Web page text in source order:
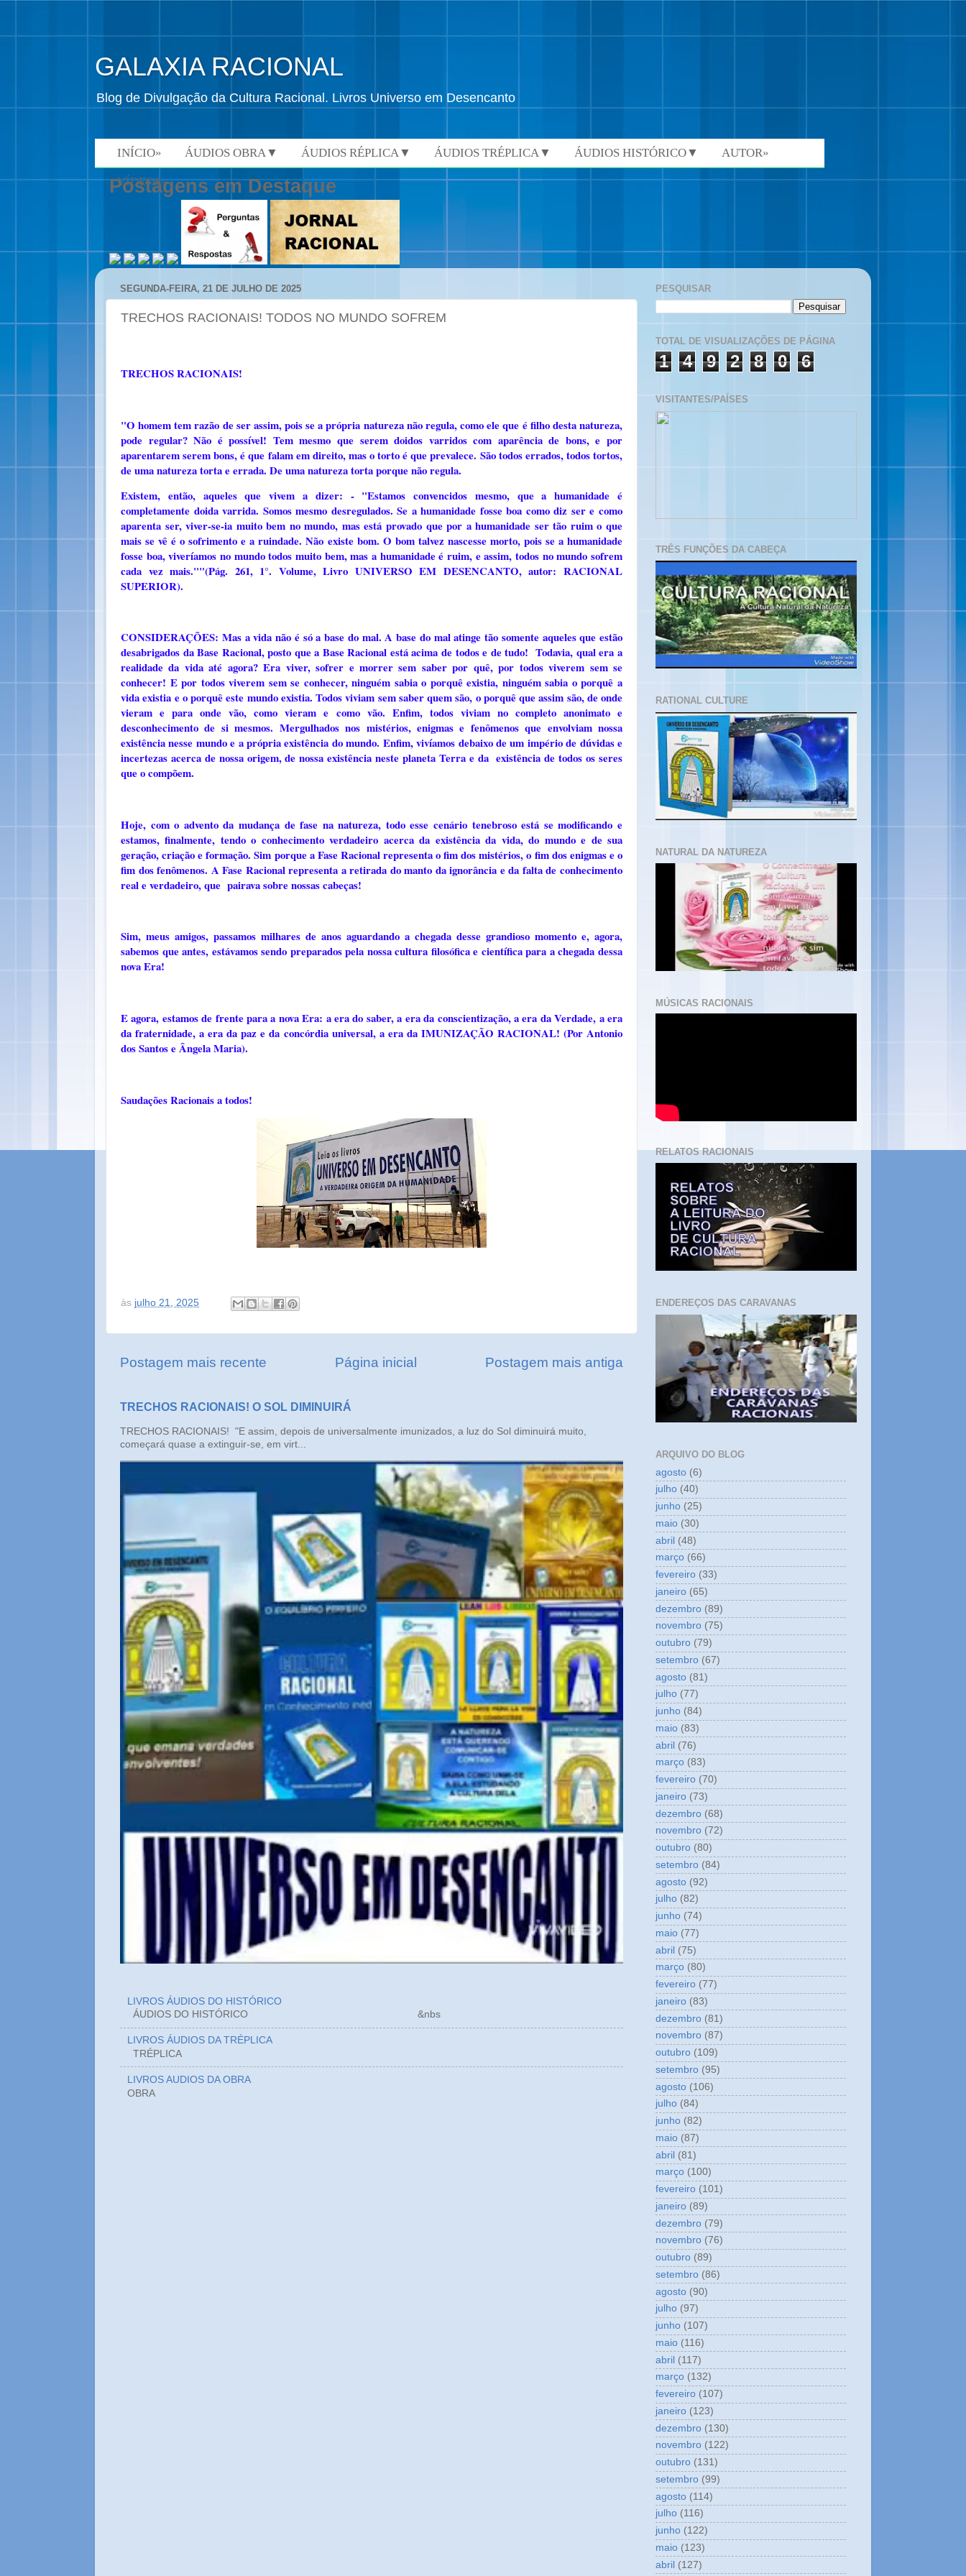
GALAXIA RACIONAL
Blog de Divulgação da Cultura Racional. Livros Universo em Desencanto
INÍCIO» ÁUDIOS OBRA▼ ÁUDIOS RÉPLICA▼ ÁUDIOS TRÉPLICA▼ ÁUDIOS HISTÓRICO▼ AUTOR»
VÍDEOS»
Postagens em Destaque
SEGUNDA-FEIRA, 21 DE JULHO DE 2025
TRECHOS RACIONAIS! TODOS NO MUNDO SOFREM
TRECHOS RACIONAIS!
"O homem tem razão de ser assim, pois se a própria natureza não regula, como ele que é filho desta natureza,
pode regular? Não é possível! Tem mesmo que serem doidos varridos com aparência de bons, e por
aparentarem serem bons, é que falam em direito, mas o torto é que prevalece. São todos errados, todos tortos,
de uma natureza torta e errada. De uma natureza torta porque não regula.
Existem, então, aqueles que vivem a dizer: - "Estamos convencidos mesmo, que a humanidade é
completamente doida varrida. Somos mesmo desregulados. Se a humanidade fosse boa como diz ser e como
aparenta ser, viver-se-ia muito bem no mundo, mas está provado que por a humanidade ser tão ruim o que
mais se vê é o sofrimento e a ruindade. Não existe bom. O bom talvez nascesse morto, pois se a humanidade
fosse boa, viveríamos no mundo todos muito bem, mas a humanidade é ruim, e assim, todos no mundo sofrem
cada vez mais.""(Pág. 261, 1°. Volume, Livro UNIVERSO EM DESENCANTO, autor: RACIONAL
SUPERIOR).
CONSIDERAÇÕES: Mas a vida não é só a base do mal. A base do mal atinge tão somente aqueles que estão
desabrigados da Base Racional, posto que a Base Racional está acima de todos e de tudo! Todavia, qual era a
realidade da vida até agora? Era viver, sofrer e morrer sem saber por quê, por todos viverem sem se
conhecer! E por todos viverem sem se conhecer, ninguém sabia o porquê existia, ninguém sabia o porquê a
vida existia e o porquê este mundo existia. Todos viviam sem saber quem são, o porquê que assim são, de onde
vieram e para onde vão, como vieram e como vão. Enfim, todos viviam no completo anonimato e
desconhecimento de si mesmos. Mergulhados nos mistérios, enigmas e fenômenos que envolviam nossa
existência nesse mundo e a própria existência do mundo. Enfim, vivíamos debaixo de um império de dúvidas e
incertezas acerca de nossa origem, de nossa existência neste planeta Terra e da existência de todos os seres
que o compõem.
Hoje, com o advento da mudança de fase na natureza, todo esse cenário tenebroso está se modificando e
estamos, finalmente, tendo o conhecimento verdadeiro acerca da existência da vida, do mundo e de sua
geração, criação e formação. Sim porque a Fase Racional representa o fim dos mistérios, o fim dos enigmas e o
fim dos fenômenos. A Fase Racional representa a retirada do manto da ignorância e da falta de conhecimento
real e verdadeiro, que pairava sobre nossas cabeças!
Sim, meus amigos, passamos milhares de anos aguardando a chegada desse grandioso momento e, agora,
sabemos que antes, estávamos sendo preparados pela nossa cultura filosófica e científica para a chegada dessa
nova Era!
E agora, estamos de frente para a nova Era: a era do saber, a era da conscientização, a era da Verdade, a era
da fraternidade, a era da paz e da concórdia universal, a era da IMUNIZAÇÃO RACIONAL! (Por Antonio
dos Santos e Ângela Maria).
Saudações Racionais a todos!
às julho 21, 2025
Postagem mais recente Postagem mais antiga
Página inicial
TRECHOS RACIONAIS! O SOL DIMINUIRÁ
TRECHOS RACIONAIS! "E assim, depois de universalmente imunizados, a luz do Sol diminuirá muito,
começará quase a extinguir-se, em virt...
LIVROS ÁUDIOS DO HISTÓRICO
ÁUDIOS DO HISTÓRICO &nbs
LIVROS ÁUDIOS DA TRÉPLICA
TRÉPLICA
LIVROS AUDIOS DA OBRA
OBRA
PESQUISAR
TOTAL DE VISUALIZAÇÕES DE PÁGINA
1 4 9 2 8 0 6
VISITANTES/PAÍSES
TRÊS FUNÇÕES DA CABEÇA
RATIONAL CULTURE
NATURAL DA NATUREZA
MÚSICAS RACIONAIS
RELATOS RACIONAIS
ENDEREÇOS DAS CARAVANAS
ARQUIVO DO BLOG
agosto (6)
julho (40)
junho (25)
maio (30)
abril (48)
março (66)
fevereiro (33)
janeiro (65)
dezembro (89)
novembro (75)
outubro (79)
setembro (67)
agosto (81)
julho (77)
junho (84)
maio (83)
abril (76)
março (83)
fevereiro (70)
janeiro (73)
dezembro (68)
novembro (72)
outubro (80)
setembro (84)
agosto (92)
julho (82)
junho (74)
maio (77)
abril (75)
março (80)
fevereiro (77)
janeiro (83)
dezembro (81)
novembro (87)
outubro (109)
setembro (95)
agosto (106)
julho (84)
junho (82)
maio (87)
abril (81)
março (100)
fevereiro (101)
janeiro (89)
dezembro (79)
novembro (76)
outubro (89)
setembro (86)
agosto (90)
julho (97)
junho (107)
maio (116)
abril (117)
março (132)
fevereiro (107)
janeiro (123)
dezembro (130)
novembro (122)
outubro (131)
setembro (99)
agosto (114)
julho (116)
junho (122)
maio (123)
abril (127)